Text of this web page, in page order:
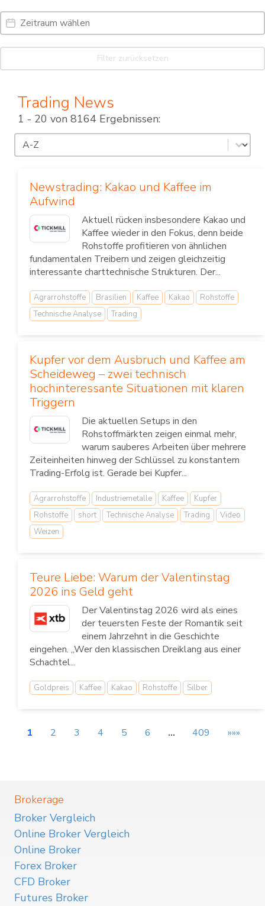
Date Range
Date
Filter zurücksetzen
Trading News
1 - 20 von 8164 Ergebnissen:
Sortierung
Sort content
Newstrading: Kakao und Kaffee im
Aufwind
Aktuell rücken insbesondere Kakao und
Kaffee wieder in den Fokus, denn beide
Rohstoffe profitieren von ähnlichen
fundamentalen Treibern und zeigen gleichzeitig
interessante charttechnische Strukturen. Der...
Agrarrohstoffe Brasilien Kaffee Kakao
Rohstoffe
Technische Analyse
Trading
Kupfer vor dem Ausbruch und Kaffee am
Scheideweg – zwei technisch
hochinteressante Situationen mit klaren
Triggern
Die aktuellen Setups in den
Rohstoffmärkten zeigen einmal mehr,
warum sauberes Arbeiten über mehrere
Zeiteinheiten hinweg der Schlüssel zu konstantem
Trading-Erfolg ist. Gerade bei Kupfer...
Agrarrohstoffe Industriemetalle Kaffee
Kupfer
Rohstoffe
short Technische Analyse Trading
Video
Weizen
Teure Liebe: Warum der Valentinstag
2026 ins Geld geht
Der Valentinstag 2026 wird als eines
der teuersten Feste der Romantik seit
einem Jahrzehnt in die Geschichte
eingehen. „Wer den klassischen Dreiklang aus einer
Schachtel...
Goldpreis Kaffee Kakao Rohstoffe Silber
1 2 3 4 5 6 … 409 »»»
Brokerage
Broker Vergleich
Online Broker Vergleich
Online Broker
Forex Broker
CFD Broker
Futures Broker